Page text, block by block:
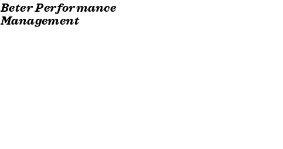
Beter Performance
Management